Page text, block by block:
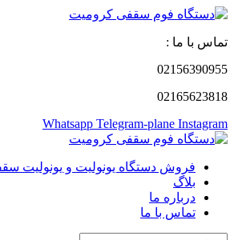
تماس با ما :
02156390955
02165623818
Whatsapp Telegram-plane Instagram
فروش دستگاه یونولیت و یونولیت
بلاگ
درباره ما
تماس با ما